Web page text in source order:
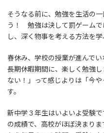
そうなる前に、勉強を生活の
う！ 勉強は決して罰ゲームで
し、深く物事を考える方法を学
春休み、学校の授業が進んで
長期休暇期間に、楽しく勉強
ない！」って感じよりは「今
す。
新中学３年生はいよいよ受験
の成績で、高校がほぼ決まり